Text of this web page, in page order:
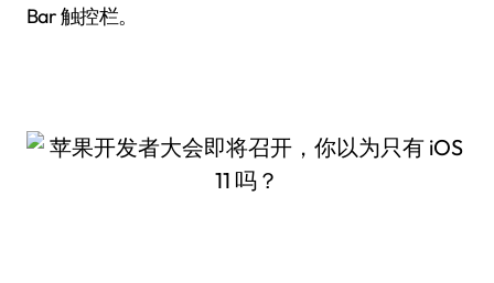
Bar 触控栏。